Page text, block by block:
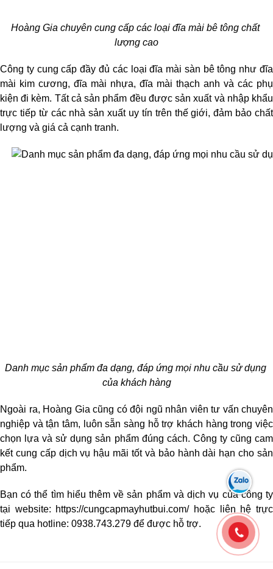
Hoàng Gia chuyên cung cấp các loại đĩa mài bê tông chất
lượng cao
Công ty cung cấp đầy đủ các loại đĩa mài sàn bê tông như đĩa
mài kim cương, đĩa mài nhựa, đĩa mài thạch anh và các phụ
kiện đi kèm. Tất cả sản phẩm đều được sản xuất và nhập khẩu
trực tiếp từ các nhà sản xuất uy tín trên thế giới, đảm bảo chất
lượng và giá cả cạnh tranh.
Danh mục sản phẩm đa dạng, đáp ứng mọi nhu cầu sử dụng
của khách hàng
Ngoài ra, Hoàng Gia cũng có đội ngũ nhân viên tư vấn chuyên
nghiệp và tận tâm, luôn sẵn sàng hỗ trợ khách hàng trong việc
chọn lựa và sử dụng sản phẩm đúng cách. Công ty cũng cam
kết cung cấp dịch vụ hậu mãi tốt và bảo hành dài hạn cho sản
phẩm.
Bạn có thể tìm hiểu thêm về sản phẩm và dịch vụ của công ty
tại website: https://cungcapmayhutbui.com/ hoặc liên hệ trực
tiếp qua hotline: 0938.743.279 để được hỗ trợ.